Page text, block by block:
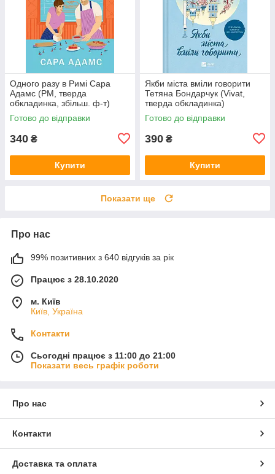
Одного разу в Римі Сара
Адамс (РМ, тверда
обкладинка, збільш. ф-т)
Готово до відправки
340 ₴
Купити
Якби міста вміли говорити
Тетяна Бондарчук (Vivat,
тверда обкладинка)
Готово до відправки
390 ₴
Купити
Показати ще
Про нас
99% позитивних з 640 відгуків за рік
Працює з 28.10.2020
м. Київ
Київ, Україна
Контакти
Сьогодні працює з 11:00 до 21:00
Показати весь графік роботи
Про нас
Контакти
Доставка та оплата